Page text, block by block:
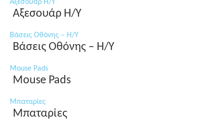
Αξεσουάρ Η/Υ
Αξεσουάρ Η/Υ
Βάσεις Οθόνης – Η/Υ
Βάσεις Οθόνης – Η/Υ
Mouse Pads
Mouse Pads
Μπαταρίες
Μπαταρίες